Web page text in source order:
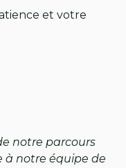
et votre
notre parcours
à notre équipe de
en
CHAMPIONNAT
spéciale à nos
est une fierté